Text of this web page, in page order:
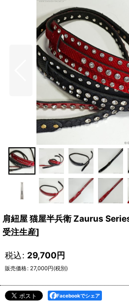
肩紐屋 猫屋半兵衛 Zaurus
受注生産]
販売価格: 27,000円(税別)
税込: 29,700円
Facebookでシェア